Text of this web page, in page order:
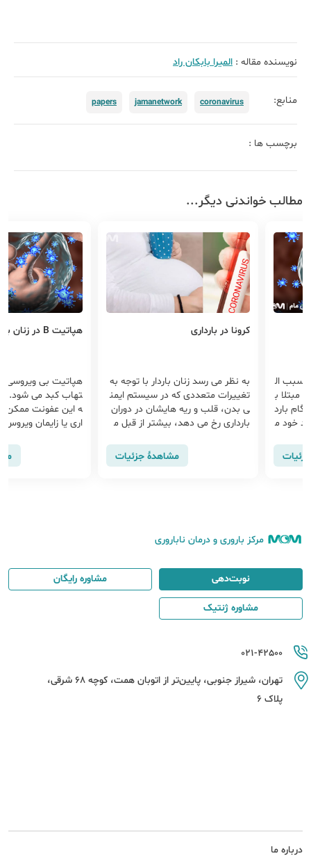
نویسنده مقاله : الميرا بابكان راد
منابع: coronavirus
jamanetwork
papers
برچسب ها :
مطالب خواندنی دیگر...
سبب ال
مبتلا ب
بارد
خود م
کرونا در بارداری
به نظر می رسد زنان باردار با توجه به
تغییرات متعددی که در سیستم ایمن
ی بدن، قلب و ریه هایشان در دوران
بارداری رخ می دهد، بیشتر از قبل م
مشاهدهٔ جزئیات
هپاتیت B در زنان باردار
هپاتیت بی ویروسی
تهاب کبد می شود.
ه این عفونت ممکن
اری یا زایمان ویروس
مرکز باروری و درمان ناباروری
درباره ما
021-42500
تهران، شیراز جنوبی، پایین‌تر از اتوبان همت، کوچه 68 شرقی،
پلاک 6
نوبت‌دهی مشاوره رایگان
مشاوره ژنتیک